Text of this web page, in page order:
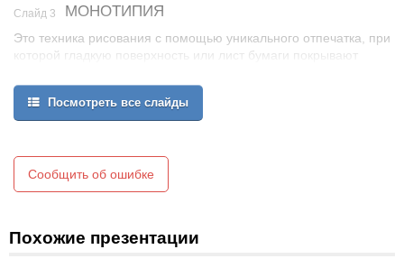
Слайд 3 МОНОТИПИЯ
Это техника рисования с помощью уникального отпечатка, при
которой гладкую поверхность или лист бумаги покрывают
получается только один и создать две абсолютно одинаковых
работы невозможно.
После этого полученные изображения либо оставляют в
дорисовывают недостающие детали.
Посмотреть все слайды
Сообщить об ошибке
Похожие презентации